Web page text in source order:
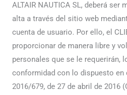
ALTAIR NAUTICA SL, deberá ser
alta a través del sitio web
cuenta de usuario. Por ello, el
proporcionar de manera libre y
personales que se le requerirán,
conformidad con lo dispuesto en
2016/679, de 27 de abril de 2016